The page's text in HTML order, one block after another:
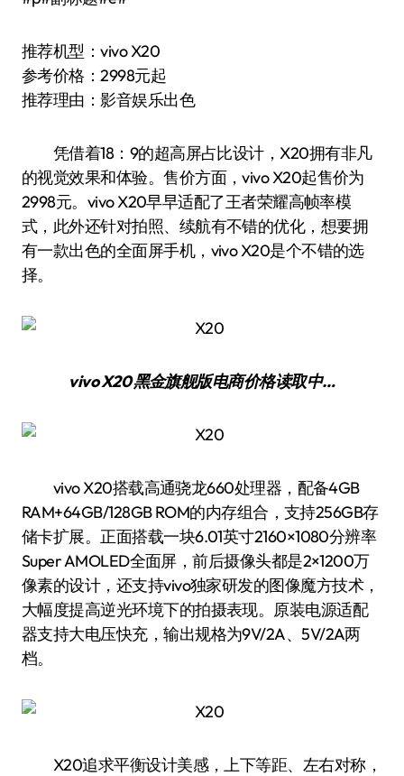
推荐机型：vivo X20
参考价格：2998元起
推荐理由：影音娱乐出色
凭借着18：9的超高屏占比设计，X20拥有非凡
的视觉效果和体验。售价方面，vivo X20起售价为
2998元。vivo X20早早适配了王者荣耀高帧率模
式，此外还针对拍照、续航有不错的优化，想要拥
有一款出色的全面屏手机，vivo X20是个不错的选
择。
vivo X20 黑金旗舰版电商价格读取中…
vivo X20搭载高通骁龙660处理器，配备4GB
RAM+64GB/128GB ROM的内存组合，支持256GB存
储卡扩展。正面搭载一块6.01英寸2160×1080分辨率
Super AMOLED全面屏，前后摄像头都是2×1200万
像素的设计，还支持vivo独家研发的图像魔方技术，
大幅度提高逆光环境下的拍摄表现。原装电源适配
器支持大电压快充，输出规格为9V/2A、5V/2A两
档。
X20追求平衡设计美感，上下等距、左右对称，